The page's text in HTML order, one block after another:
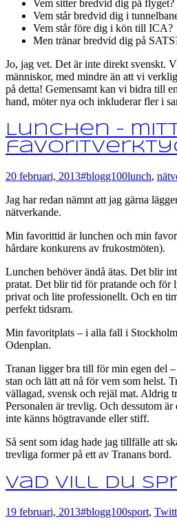
Vem sitter bredvid dig på flyget?
Vem står bredvid dig i
Vem står före dig i kön till ICA?
Men tränar bredvid dig på
Jo, jag vet. Det är inte direkt svenskt.
människor, med mindre än att vi
på detta! Gemensamt kan vi bidra till
hand, möter nya och inkluderar fler i
Lunchen – mitt
20 februari, 2013#blogg100lunch,
Jag har redan nämnt att jag gärna
nätverkande.
Min favorittid är lunchen och min
hårdare konkurens av frukostmöten).
Lunchen behöver ändå ätas. Det blir
pratat. Det blir tid för pratande och för
privat och lite professionellt. Och en
perfekt tidsram.
Min favoritplats – i alla fall i
Odenplan.
Tranan ligger bra till för min egen del
stan och lätt att nå för vem som helst.
vällagad, svensk och rejäl mat. Aldrig
Personalen är trevlig. Och dessutom
inte känns högtravande eller stiff.
Så sent som idag hade jag tillfälle att
trevliga former på ett av Tranans bord.
Vad vill du
19 februari, 2013#blogg100sport,